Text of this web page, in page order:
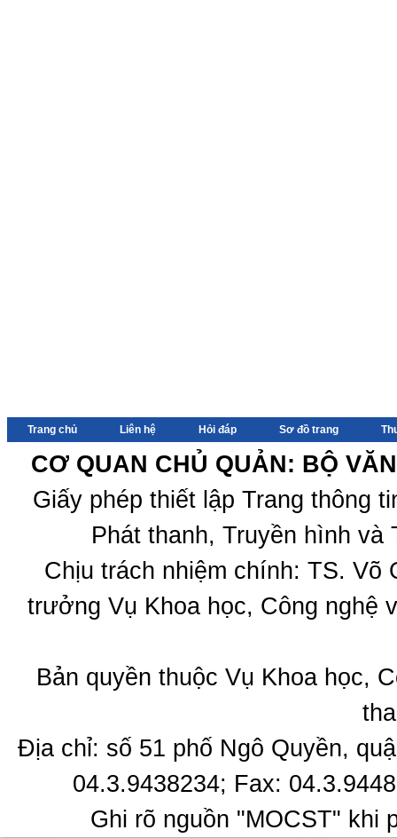
Trang chủ Liên hệ Hỏi đáp Sơ đồ trang
CƠ QUAN CHỦ QUẢN: BỘ
Giấy phép thiết lập Trang thông
Phát thanh, Truyền hình
Chịu trách nhiệm chính: TS.
trưởng Vụ Khoa học, Công nghệ
Bản quyền thuộc Vụ Khoa học,
Địa chỉ: số 51 phố Ngô Quyền,
04.3.9438234; Fax:
Ghi rõ nguồn "MOCST" khi